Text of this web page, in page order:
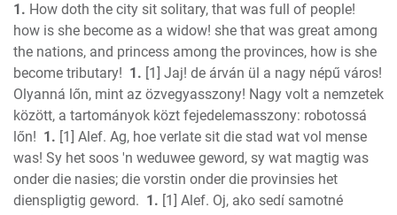
2 Kings
1 Chronicles
2 Chronicles
Ezra
Nehemiah
Esther
Job
Psalms
Proverbs
1. How doth the city sit solitary, that was full of people!
how is she become as a widow! she that was great among
the nations, and princess among the provinces, how is she
become tributary! 1. [1] Jaj! de árván ül a nagy népű város!
Olyanná lőn, mint az özvegyasszony! Nagy volt a nemzetek
között, a tartományok közt fejedelemasszony: robotossá
lőn! 1. [1] Alef. Ag, hoe verlate sit die stad wat vol mense
was! Sy het soos 'n weduwee geword, sy wat magtig was
onder die nasies; die vorstin onder die provinsies het
dienspligtig geword. 1. [1] Alef. Oj, ako sedí samotné